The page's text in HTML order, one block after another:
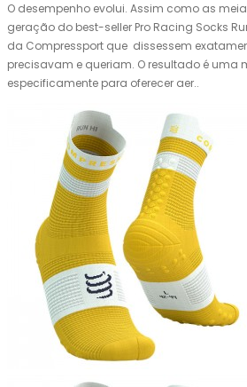
O desempenho evolui. Assim como as
geração do best-seller Pro Racing Socks
da Compressport que dissessem
precisavam e queriam. O resultado é uma
especificamente para oferecer aer..